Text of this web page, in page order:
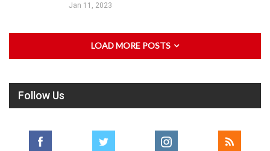
Jan 11, 2023
LOAD MORE POSTS
Follow Us